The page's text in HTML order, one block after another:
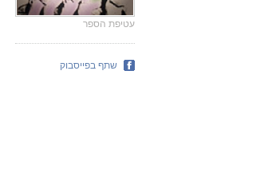
עטיפת הספר
שתף בפייסבוק